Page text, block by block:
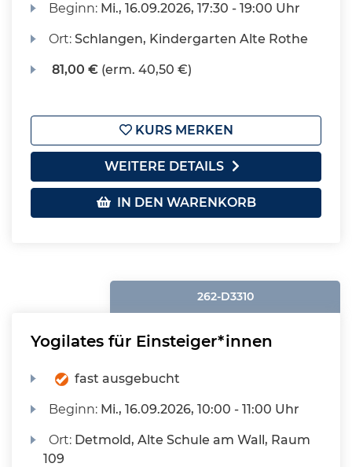
Beginn: Mi., 16.09.2026, 17:30 - 19:00 Uhr
Ort:Schlangen, Kindergarten Alte Rothe
81,00 € (erm. 40,50 €)
KURS MERKEN
WEITERE DETAILS
IN DEN WARENKORB
262-D3310
Yogilates für Einsteiger*innen
fast ausgebucht
Beginn: Mi., 16.09.2026, 10:00 - 11:00 Uhr
Ort: Detmold, Alte Schule am Wall, Raum
109